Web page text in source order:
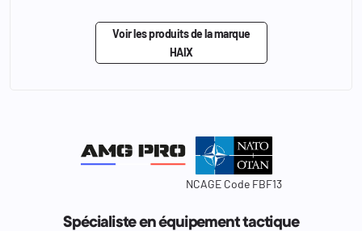
Voir les produits de la marque
HAIX
NCAGE Code FBF13
Spécialiste en équipement tactique